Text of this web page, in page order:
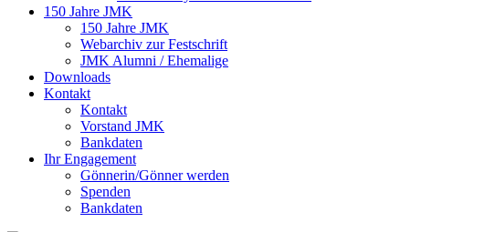
150 Jahre JMK
150 Jahre JMK
Webarchiv zur Festschrift
JMK Alumni / Ehemalige
Downloads
Kontakt
Kontakt
Vorstand JMK
Bankdaten
Ihr Engagement
Gönnerin/Gönner werden
Spenden
Bankdaten